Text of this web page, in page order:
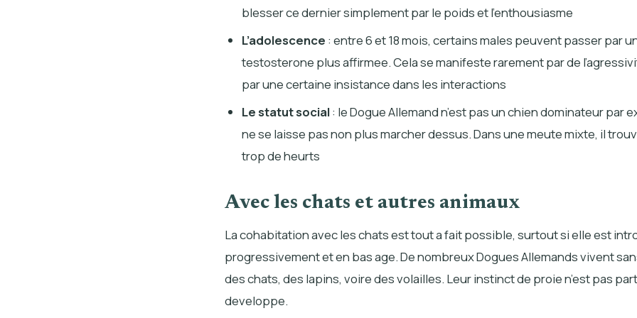
blesser ce dernier simplement par le poids et l’enthousiasme
L’adolescence : entre 6 et 18 mois, certains males peuvent passer par
testosterone plus affirmee. Cela se manifeste rarement par de
par une certaine insistance dans les interactions
Le statut social: le Dogue Allemand n’est pas un chien dominateur par
ne se laisse pas non plus marcher dessus. Dans une meute mixte, il
trop de heurts
Avec les chats et autres animaux
La cohabitation avec les chats est tout a fait possible, surtout si elle est
progressivement et en bas age. De nombreux Dogues Allemands vivent
des chats, des lapins, voire des volailles. Leur instinct de proie n’est pas
developpe.